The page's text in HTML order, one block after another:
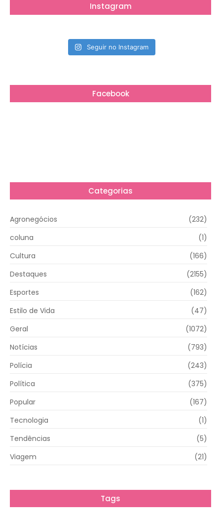
Instagram
Seguir no Instagram
Facebook
Categorias
Agronegócios
(232)
coluna
(1)
Cultura
(166)
Destaques
(2155)
Esportes
(162)
Estilo de Vida
(47)
Geral
(1072)
Notícias
(793)
Polícia
(243)
Política
(375)
Popular
(167)
Tecnologia
(1)
Tendências
(5)
Viagem
(21)
Tags